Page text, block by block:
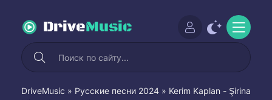
DriveMusic
DriveMusic » Русские песни 2024 » Kerim Kaplan - Şirina